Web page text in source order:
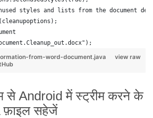
styles and lists from the document
view raw
from-word-document.java
से Android में स्ट्रीम करने के
फ़ाइल सहेजें